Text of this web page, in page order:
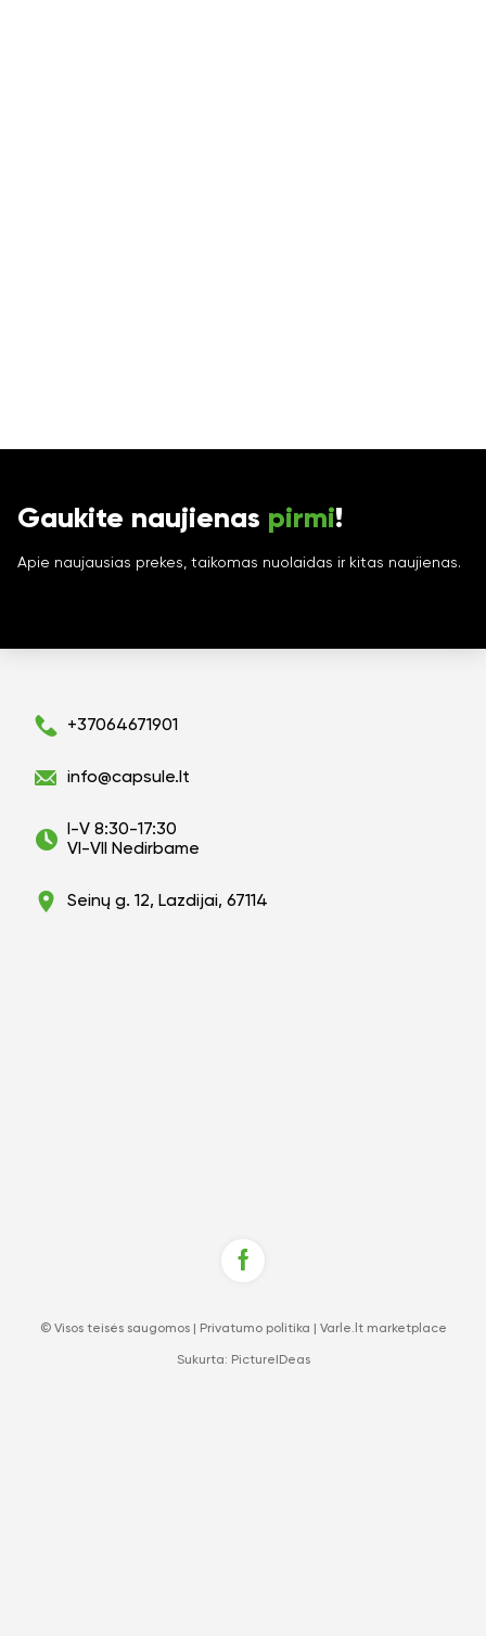
Gaukite naujienas pirmi!
Apie naujausias prekes, taikomas nuolaidas ir kitas naujienas.
+37064671901
info@capsule.lt
I-V 8:30-17:30
VI-VII Nedirbame
Seinų g. 12, Lazdijai, 67114
© Visos teisės saugomos | Privatumo politika Varle.lt marketplace
Sukurta: PictureIDeas